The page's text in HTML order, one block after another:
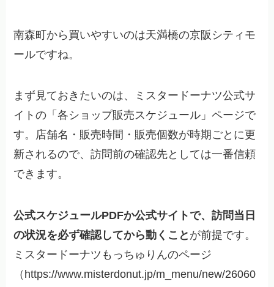
南森町から買いやすいのは天満橋の京阪シティモ
ールですね。
まず見ておきたいのは、ミスタードーナツ公式サ
イトの「各ショップ販売スケジュール」ページで
す。店舗名・販売時間・販売個数が時期ごとに更
新されるので、訪問前の確認先としては一番信頼
できます。
公式スケジュールPDFか公式サイトで、訪問当日
の状況を必ず確認してから動くこと が前提です。
ミスタードーナツもっちゅりんのページ
（https://www.misterdonut.jp/m_menu/new/26060